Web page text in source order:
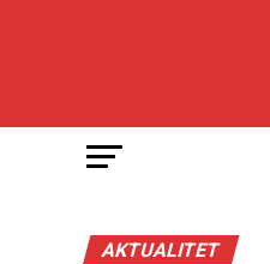
AKTUALITET